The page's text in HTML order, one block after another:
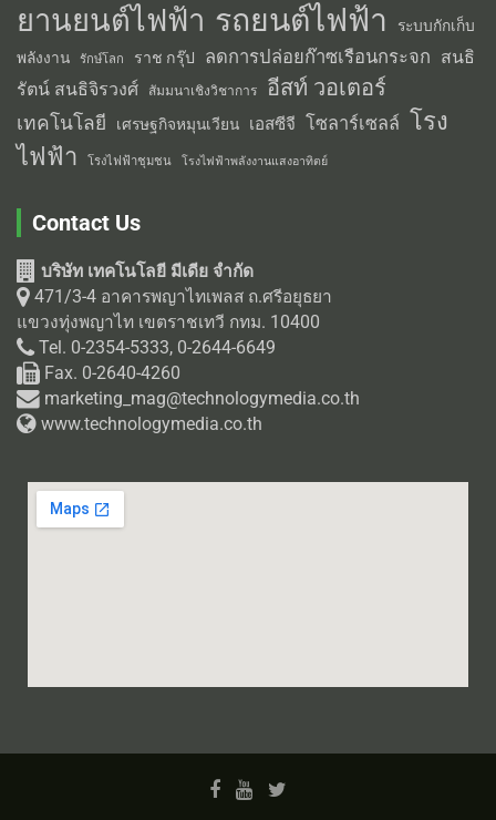
ยานยนต์ไฟฟ้า รถยนต์ไฟฟ้า
ระบบกักเก็บ
พลังงาน
รักษ์โลก ราช กรุ๊ป ลดการปล่อยก๊าซเรือนกระจก สนธิ
รัตน์ สนธิจิรวงศ์
สัมมนาเชิงวิชาการ อีสท์ วอเตอร์
เทคโนโลยี เศรษฐกิจหมุนเวียน เอสซีจี โซลาร์เซลล์ โรง
ไฟฟ้า
โรงไฟฟ้าชุมชน โรงไฟฟ้าพลังงานแสงอาทิตย์
Contact Us
บริษัท เทคโนโลยี มีเดีย จำกัด
471/3-4 อาคารพญาไทเพลส ถ.ศรีอยุธยา
แขวงทุ่งพญาไท เขตราชเทวี กทม. 10400
Tel. 0-2354-5333, 0-2644-6649
Fax. 0-2640-4260
marketing_mag@technologymedia.co.th
www.technologymedia.co.th